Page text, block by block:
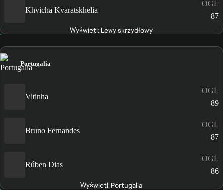
Khvicha Kvaratskhelia
OGL
87
Wyświetl: Lewy skrzydłowy
Portugalia
Vitinha
OGL
89
Bruno Fernandes
OGL
87
Rúben Dias
OGL
86
Wyświetl: Portugalia